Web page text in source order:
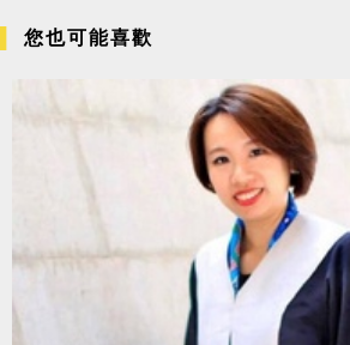
您也可能喜歡